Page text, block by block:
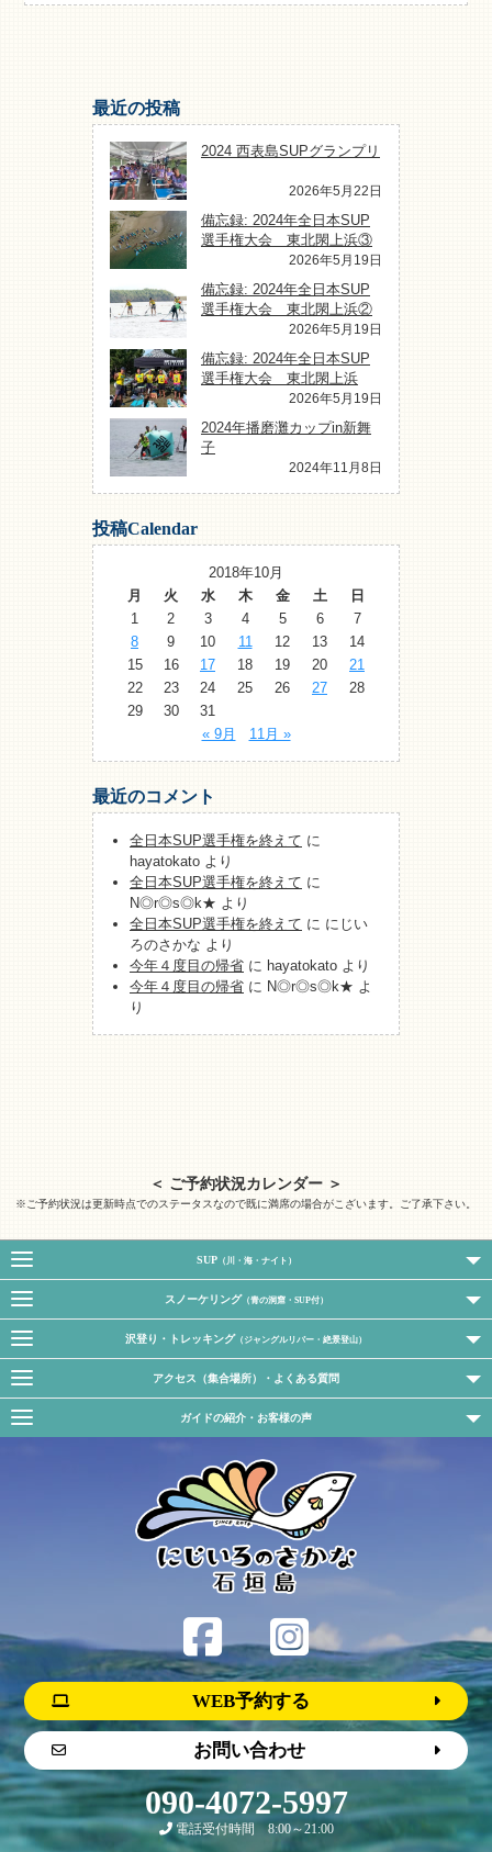
最近の投稿
2024 西表島SUPグランプリ
2026年5月22日
備忘録: 2024年全日本SUP
選手権大会 東北閖上浜③
2026年5月19日
備忘録: 2024年全日本SUP
選手権大会 東北閖上浜②
2026年5月19日
備忘録: 2024年全日本SUP
選手権大会 東北閖上浜
2026年5月19日
2024年播磨灘カップin新舞
子
2024年11月8日
投稿Calendar
2018年10月
月
火 水 木 金 土
日
1
2 3 4 5 6
7
8
9 10 11 12 13
14
15
16 17 18 19 20
21
22
23 24 25 26 27
28
29
30
31
« 9月
11月 »
最近のコメント
全日本SUP選手権を終えて に
hayatokato より
全日本SUP選手権を終えて に
N◎r◎s◎k★ より
全日本SUP選手権を終えて に にじい
ろのさかな より
今年４度目の帰省 に hayatokato より
今年４度目の帰省 に N◎r◎s◎k★ よ
り
＜ ご予約状況カレンダー ＞
※ご予約状況は更新時点でのステータスなので既に満席の場合がこざいます。ご了承下さい。
SUP（川・海・ナイト）
スノーケリング （青の洞窟・SUP付）
沢登り・トレッキング （ジャングルリバー・絶景登山）
アクセス（集合場所）・よくある質問
ガイドの紹介・お客様の声
WEB予約する
お問い合わせ
090-4072-5997
電話受付時間 8:00～21:00